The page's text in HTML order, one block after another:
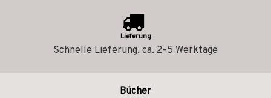
Lieferung
Schnelle Lieferung, ca. 2–5 Werktage
Bücher